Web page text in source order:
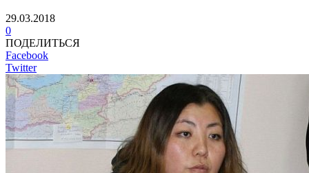
29.03.2018
0
ПОДЕЛИТЬСЯ
Facebook
Twitter